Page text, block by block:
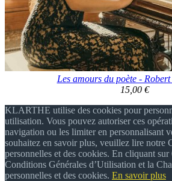
Les amours du poète -
15,00 €
KLARTHE utilise des cookies pour
utilisation. Vous pouvez autoriser ces
navigation ou les limiter en personnalisant
souhaitez en savoir plus, veuillez lire notre
personnelles et des cookies. En cliquant sur
Conditions Générales d’Utilisation et la
personnelles et des cookies. En savoir plus